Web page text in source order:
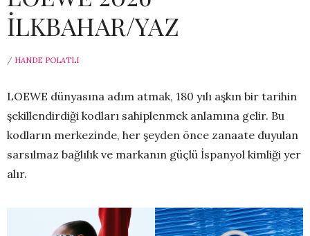
İLKBAHAR/YAZ
/ HANDE POLATLI
LOEWE dünyasına adım atmak, 180 yılı aşkın bir tarihin
şekillendirdiği kodları sahiplenmek anlamına gelir. Bu
kodların merkezinde, her şeyden önce zanaate duyulan
sarsılmaz bağlılık ve markanın güçlü İspanyol kimliği yer
alır.